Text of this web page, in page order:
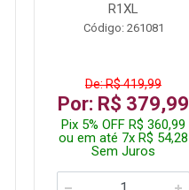
R1XL
Código: 261081
De: R$ 419,99
Por: R$ 379,99
Pix 5% OFF R$ 360,99
ou em até 7x R$ 54,28
Sem Juros